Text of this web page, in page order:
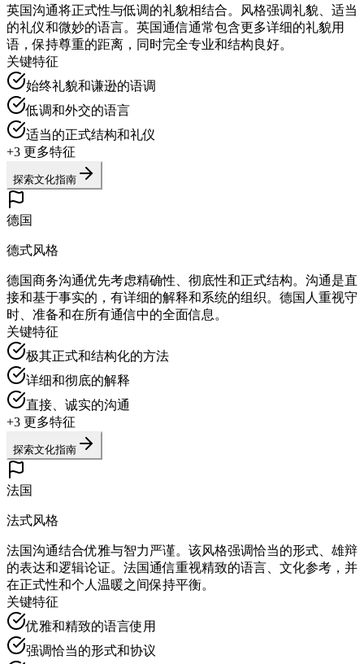
英国沟通将正式性与低调的礼貌相结合。风格强调礼貌、适当
的礼仪和微妙的语言。英国通信通常包含更多详细的礼貌用
语，保持尊重的距离，同时完全专业和结构良好。
关键特征
始终礼貌和谦逊的语调
低调和外交的语言
适当的正式结构和礼仪
+3 更多特征
探索文化指南
德国
德式风格
德国商务沟通优先考虑精确性、彻底性和正式结构。沟通是直
接和基于事实的，有详细的解释和系统的组织。德国人重视守
时、准备和在所有通信中的全面信息。
关键特征
极其正式和结构化的方法
详细和彻底的解释
直接、诚实的沟通
+3 更多特征
探索文化指南
法国
法式风格
法国沟通结合优雅与智力严谨。该风格强调恰当的形式、雄辩
的表达和逻辑论证。法国通信重视精致的语言、文化参考，并
在正式性和个人温暖之间保持平衡。
关键特征
优雅和精致的语言使用
强调恰当的形式和协议